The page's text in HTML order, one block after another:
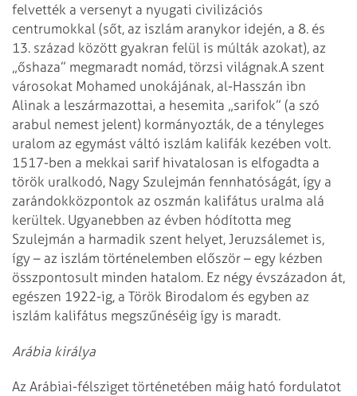
felvették a versenyt a nyugati civilizációs
centrumokkal (sőt, az iszlám aranykor idején, a 8. és
13. század között gyakran felül is múlták azokat), az
„őshaza” megmaradt nomád, törzsi világnak.A szent
városokat Mohamed unokájának, al-Hasszán ibn
Alinak a leszármazottai, a hesemita „sarifok” (a szó
arabul nemest jelent) kormányozták, de a tényleges
uralom az egymást váltó iszlám kalifák kezében volt.
1517-ben a mekkai sarif hivatalosan is elfogadta a
török uralkodó, Nagy Szulejmán fennhatóságát, így a
zarándokközpontok az oszmán kalifátus uralma alá
kerültek. Ugyanebben az évben hódította meg
Szulejmán a harmadik szent helyet, Jeruzsálemet is,
így – az iszlám történelemben először – egy kézben
összpontosult minden hatalom. Ez négy évszázadon át,
egészen 1922-ig, a Török Birodalom és egyben az
iszlám kalifátus megszűnéséig így is maradt.
Arábia királya
Az Arábiai-félsziget történetében máig ható fordulatot